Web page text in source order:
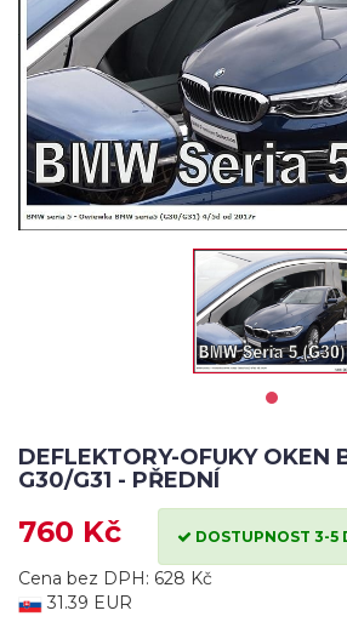
DEFLEKTORY-OFUKY OKEN
G30/G31 - PŘEDNÍ
760 Kč DOSTUPNOST 3-5
Cena bez DPH: 628 Kč
31.39 EUR